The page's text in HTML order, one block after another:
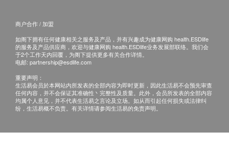
送货时间为上午 9 时至下午 6 时。
送货服务有可能因天气、交通、地区或其他因素而
暂停或延期，送货时间将会另作安排。
如商品已到达收货地址而没有人签收，道尔顿(香
港)有限公司可再次安排送货服务，但顾客必须以
到付式支付再送货之费用。
如5个工作天后道尔顿(香港)有限公司仍未能联络
地区附加费用后，安排余额退款。
计过滤器的寿命‧
Q: 所有道尔顿塑料都不含BPA 吗？
A: 是的，所有Doulton 和British Berkefeld 塑料都是不
含BPA 的食品级聚丙烯。
我们还会提供不锈钢系统，迎合希望避免使用塑料的
人。
商户合作 / 加盟
如阁下拥有任何健康相关之服务及产品，并有兴趣成为健康网购 health.ESDlife
的服务及产品供应商，欢迎与健康网购 health.ESDlife业务发展部联络。我们会
于2个工作天内回覆，为阁下提供更多有关合作详情。
电邮: partnership@esdlife.com
重要声明：
生活易会员於本网站内所发表的全部内容为即时更新，因此生活易不会预先审查
任何内容，并不会保证其准确性丶完整性及质量。此外，会员所发表的全部内容
均属个人意见，并不代表生活易之言论及立场。如从而引起任何损失或法律纠
纷，生活易概不负责。有关详情请参阅生活易的免责声明。